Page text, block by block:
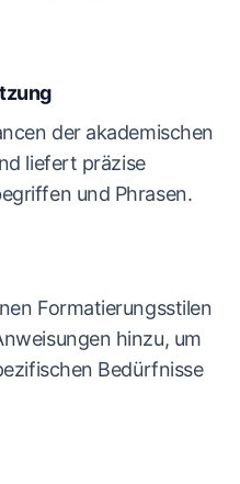
der akademischen
liefert präzise
und Phrasen.
Formatierungsstilen
hinzu, um
Bedürfnisse